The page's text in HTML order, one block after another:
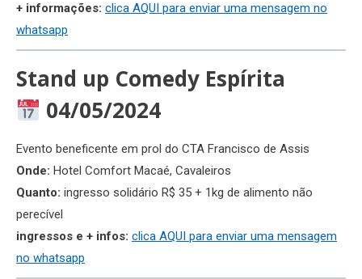
+ informações: clica AQUI para enviar uma mensagem no
whatsapp
Stand up Comedy Espírita
04/05/2024
Evento beneficente em prol do CTA Francisco de Assis
Onde: Hotel Comfort Macaé, Cavaleiros
Quanto: ingresso solidário R$ 35 + 1kg de alimento não
perecível
ingressos e + infos: clica AQUI para enviar uma mensagem
no whatsapp